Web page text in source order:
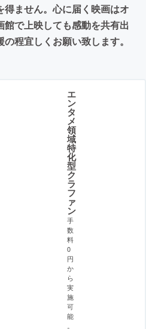
ません。心に届く映画はオ
館で上映しても感動を共有出
程宜しくお願い致します。
エ
ン
タ
メ
領
域
特
化
型
ク
ラ
フ
ァ
ン
手
数
料
0
円
か
ら
実
施
可
能